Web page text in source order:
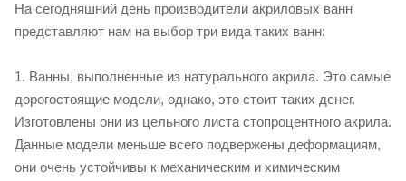
На сегодняшний день производители акриловых ванн
представляют нам на выбор три вида таких ванн:
1. Ванны, выполненные из натурального акрила. Это самые
дорогостоящие модели, однако, это стоит таких денег.
Изготовлены они из цельного листа стопроцентного акрила.
Данные модели меньше всего подвержены деформациям,
они очень устойчивы к механическим и химическим